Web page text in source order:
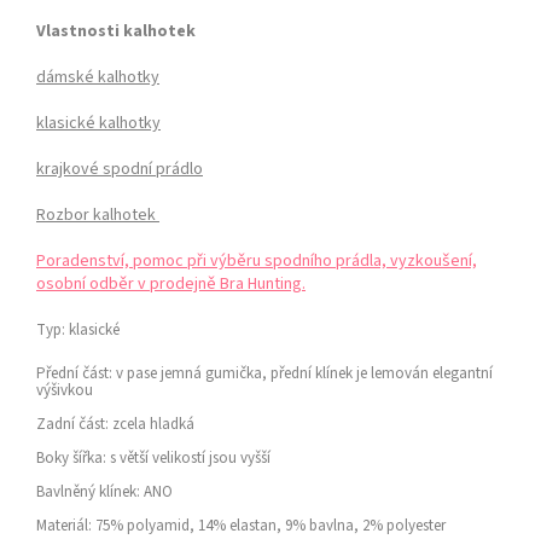
Vlastnosti kalhotek
dámské kalhotky
klasické kalhotky
krajkové spodní prádlo
Rozbor kalhotek
Poradenství, pomoc při výběru spodního prádla, vyzkoušení,
osobní odběr v prodejně Bra Hunting.
Typ: klasické
Přední část: v pase jemná gumička, přední klínek je lemován elegantní
výšivkou
Zadní část: zcela hladká
Boky šířka: s větší velikostí jsou vyšší
Bavlněný klínek: ANO
Materiál: 75% polyamid, 14% elastan, 9% bavlna, 2% polyester